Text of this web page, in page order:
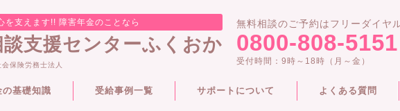
を支えます!! 障害年金のことなら
談支援センターふくおか
保険労務士法人
無料相談のご予約はフリーダイヤ
0800-808-5151
受付時間：9時～18時（月～金）
の基礎知識 受給事例一覧 サポートについて よくある質問